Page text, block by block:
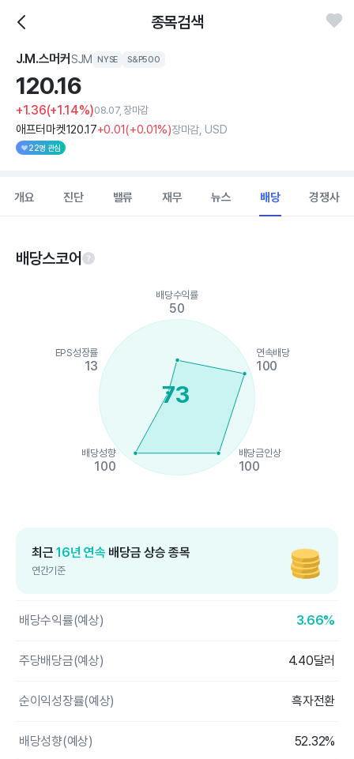
종목검색
J.M.스머커SJM NYSE S&P500
120.16
+1.36(+1.14%)08.07, 장마감
애프터마켓120.17+0.01(+0.01%)장마감, USD
22명 관심
개요 진단 밸류 재무 뉴스 배당 경쟁사
배당스코어
The chart has 1 X axis displaying categories.
The chart has 1 Y axis displaying values. Data ranges from 13
73
배당수익률
50
연속배당
100
배당금인상
100
배당성향
100
EPS성장률
13
최근16년 연속 배당금 상승 종목
연간기준
배당수익률(예상) 3.66%
주당배당금(예상) 4.40달러
순이익성장률(예상) 흑자전환
배당성향(예상) 52.32%